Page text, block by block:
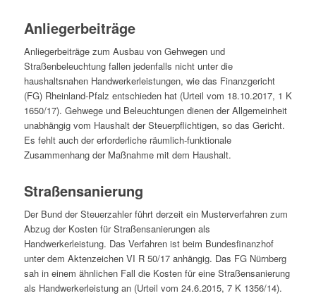
Anliegerbeiträge
Anliegerbeiträge zum Ausbau von Gehwegen und
Straßenbeleuchtung fallen jedenfalls nicht unter die
haushaltsnahen Handwerkerleistungen, wie das Finanzgericht
(FG) Rheinland-Pfalz entschieden hat (Urteil vom 18.10.2017, 1 K
1650/17). Gehwege und Beleuchtungen dienen der Allgemeinheit
unabhängig vom Haushalt der Steuerpflichtigen, so das Gericht.
Es fehlt auch der erforderliche räumlich-funktionale
Zusammenhang der Maßnahme mit dem Haushalt.
Straßensanierung
Der Bund der Steuerzahler führt derzeit ein Musterverfahren zum
Abzug der Kosten für Straßensanierungen als
Handwerkerleistung. Das Verfahren ist beim Bundesfinanzhof
unter dem Aktenzeichen VI R 50/17 anhängig. Das FG Nürnberg
sah in einem ähnlichen Fall die Kosten für eine Straßensanierung
als Handwerkerleistung an (Urteil vom 24.6.2015, 7 K 1356/14).